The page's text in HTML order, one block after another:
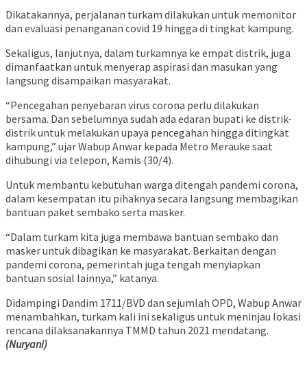
Dikatakannya, perjalanan turkam dilakukan untuk memonitor
dan evaluasi penanganan covid 19 hingga di tingkat kampung.
Sekaligus, lanjutnya, dalam turkamnya ke empat distrik, juga
dimanfaatkan untuk menyerap aspirasi dan masukan yang
langsung disampaikan masyarakat.
“Pencegahan penyebaran virus corona perlu dilakukan
bersama. Dan sebelumnya sudah ada edaran bupati ke distrik-
distrik untuk melakukan upaya pencegahan hingga ditingkat
kampung,” ujar Wabup Anwar kepada Metro Merauke saat
dihubungi via telepon, Kamis (30/4).
Untuk membantu kebutuhan warga ditengah pandemi corona,
dalam kesempatan itu pihaknya secara langsung membagikan
bantuan paket sembako serta masker.
“Dalam turkam kita juga membawa bantuan sembako dan
masker untuk dibagikan ke masyarakat. Berkaitan dengan
pandemi corona, pemerintah juga tengah menyiapkan
bantuan sosial lainnya,” katanya.
Didampingi Dandim 1711/BVD dan sejumlah OPD, Wabup Anwar
menambahkan, turkam kali ini sekaligus untuk meninjau lokasi
rencana dilaksanakannya TMMD tahun 2021 mendatang.
(Nuryani)